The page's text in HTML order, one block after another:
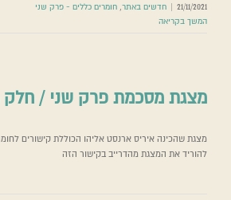
21/11/2021
| חדשים באתר, חומרים כללים - פרק שני
המשך בקריאה
מצגת מסכמת פרק שני / חלק
מצגת שהכינה איריס ארנסט אליהו הכוללת קישורים
להוריד את המצגת מהדרייב בקישור הזה